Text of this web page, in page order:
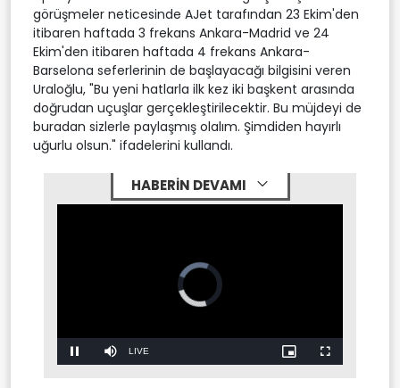
görüşmeler neticesinde AJet tarafından 23 Ekim'den
itibaren haftada 3 frekans Ankara-Madrid ve 24
Ekim'den itibaren haftada 4 frekans Ankara-
Barselona seferlerinin de başlayacağı bilgisini veren
Uraloğlu, "Bu yeni hatlarla ilk kez iki başkent arasında
doğrudan uçuşlar gerçekleştirilecektir. Bu müjdeyi de
buradan sizlerle paylaşmış olalım. Şimdiden hayırlı
uğurlu olsun." ifadelerini kullandı.
HABERİN DEVAMI
Video
Player
is
loading.
Pause Mute Stream
LIVE
Picture-
in-
Fullscreen